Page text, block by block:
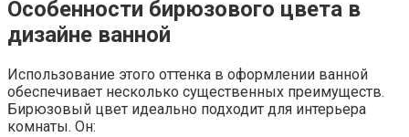
Особенности бирюзового цвета в
дизайне ванной
Использование этого оттенка в оформлении ванной
обеспечивает несколько существенных преимуществ.
Бирюзовый цвет идеально подходит для интерьера
комнаты. Он: